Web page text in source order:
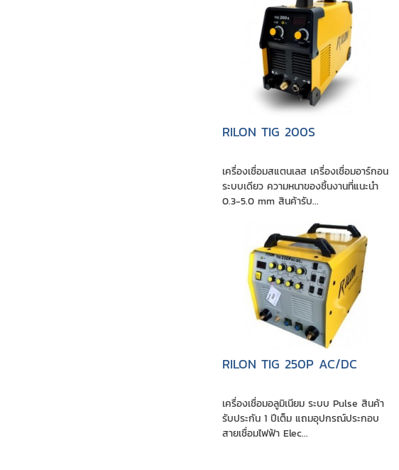
RILON TIG 200S
เครื่องเชื่อมสแตนเลส เครื่องเชื่อมอาร์กอน
ระบบเดียว ความหนาของชิ้นงานที่แนะนำ
0.3-5.0 mm สินค้ารับ...
RILON TIG 250P AC/DC
เครื่องเชื่อมอลูมิเนียม ระบบ Pulse สินค้า
รับประกัน 1 ปีเต็ม แถมอุปกรณ์ประกอบ
สายเชื่อมไฟฟ้า Elec...